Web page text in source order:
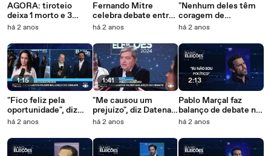
AGORA: tiroteio
deixa 1 morto e 3
baleados no
Guarulhos
há 2 anos
1:15
"Fico feliz pela
oportunidade", diz
Nunes após
debate na Band
há 2 anos
Fernando Mitre
celebra debate entre
candidatos de SP:
há 2 anos
1:41
"Me causou um
prejuízo", diz Datena
sobre Nunes após o
há 2 anos
"Nenhum deles têm
coragem de
perguntar para mim",
após debate
há 2 anos
2:13
Pablo Marçal faz
balanço de debate na
Band: "Eu não sou
há 2 anos